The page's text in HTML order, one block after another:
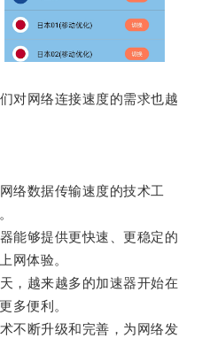
网络连接速度的需求也越
数据传输速度的技术工
够提供更快速、更稳定的
网体验。
越来越多的加速器开始在
多便利。
断升级和完善，为网络发